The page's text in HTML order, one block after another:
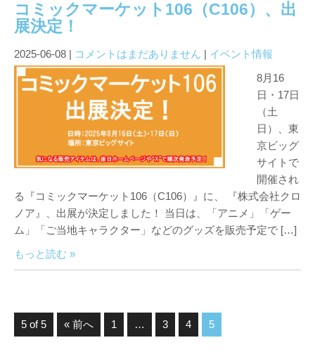
コミックマーケット106（C106）、出
展決定！
2025-06-08 | コメントはまだありません | イベント情報
8月16
日・17日
（土
日）、東
京ビッグ
サイトで
開催され
る『コミックマーケット106（C106）』に、 『株式会社クロ
ノア』、出展が決定しました！ 当日は、「アニメ」「ゲー
ム」「ご当地キャラクター」などのグッズを販売予定で […]
もっと読む »
5 of 5 « 前へ 1 … 3 4 5